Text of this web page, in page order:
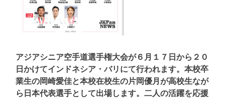
アジアシニア空手道選手権大会が６月１７日から２０
日かけてインドネシア・バリにて行われます。本校卒
業生の岡崎愛佳と本校在校生の片岡優月が高校生なが
ら日本代表選手として出場します。二人の活躍を応援